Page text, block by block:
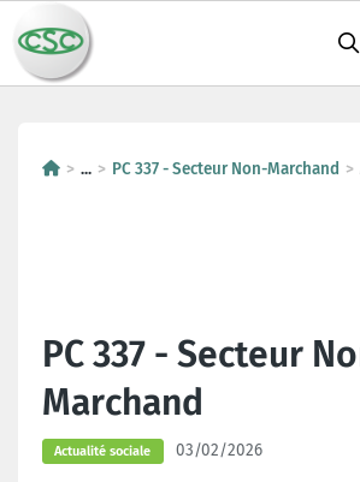
... PC 337 - Secteur Non-Marchand
PC 337 - Secteur
Marchand
Actualité sociale 03/02/2026